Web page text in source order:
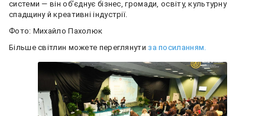
системи — він об’єднує бізнес, громади, освіту, культурну
спадщину й креативні індустрії.
Фото: Михайло Пахолюк
Більше світлин можете переглянути за посиланням.